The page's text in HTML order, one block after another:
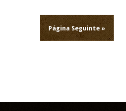
Página Seguinte »